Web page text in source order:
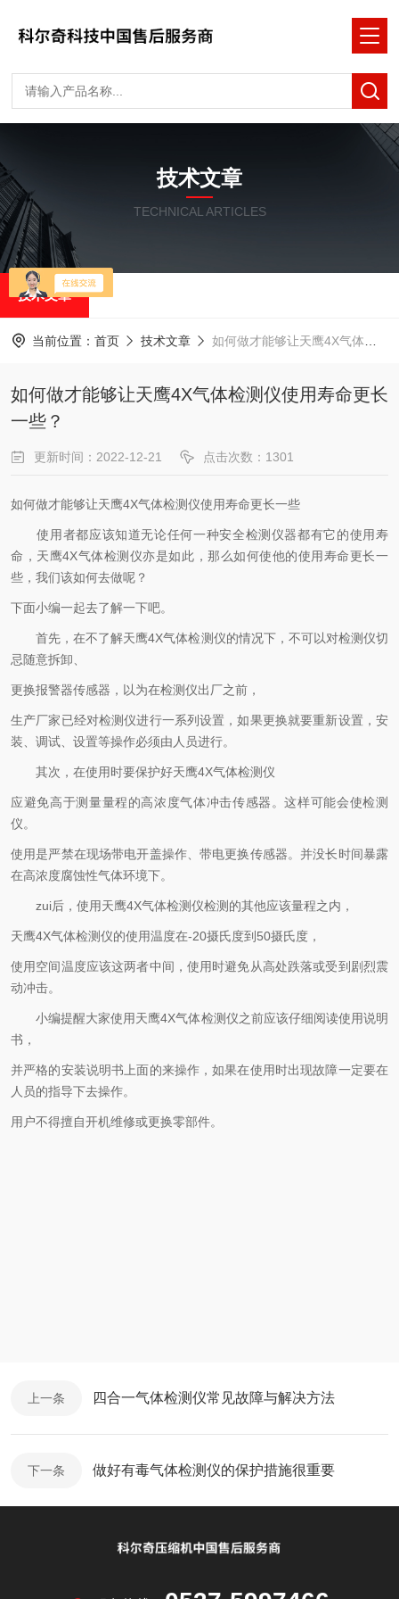
技术文章
TECHNICAL ARTICLES
技术文章
当前位置： 首页 技术文章 如何做才能够让天鹰4X气体检测仪使用寿命更长一些？
如何做才能够让天鹰4X气体检测仪使用寿命更长
一些？
更新时间：2022-12-21 点击次数：1301
如何做才能够让天鹰4X气体检测仪使用寿命更长一些
使用者都应该知道无论任何一种安全检测仪器都有它的使用寿
命，天鹰4X气体检测仪亦是如此，那么如何使他的使用寿命更长一
些，我们该如何去做呢？
下面小编一起去了解一下吧。
首先，在不了解天鹰4X气体检测仪的情况下，不可以对检测仪切
忌随意拆卸、
更换报警器传感器，以为在检测仪出厂之前，
生产厂家已经对检测仪进行一系列设置，如果更换就要重新设置，安
装、调试、设置等操作必须由人员进行。
其次，在使用时要保护好天鹰4X气体检测仪
应避免高于测量量程的高浓度气体冲击传感器。这样可能会使检测
仪。
使用是严禁在现场带电开盖操作、带电更换传感器。并没长时间暴露
在高浓度腐蚀性气体环境下。
zui后，使用天鹰4X气体检测仪检测的其他应该量程之内，
天鹰4X气体检测仪的使用温度在-20摄氏度到50摄氏度，
使用空间温度应该这两者中间，使用时避免从高处跌落或受到剧烈震
动冲击。
小编提醒大家使用天鹰4X气体检测仪之前应该仔细阅读使用说明
书，
并严格的安装说明书上面的来操作，如果在使用时出现故障一定要在
人员的指导下去操作。
用户不得擅自开机维修或更换零部件。
上一条 四合一气体检测仪常见故障与解决方法
下一条 做好有毒气体检测仪的保护措施很重要